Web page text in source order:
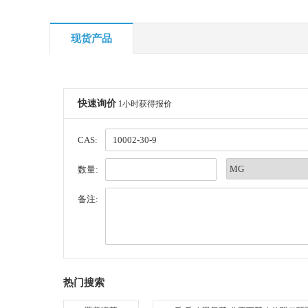
现货产品
快速询价 1小时获得报价
CAS:
数量:
备注:
热门搜索